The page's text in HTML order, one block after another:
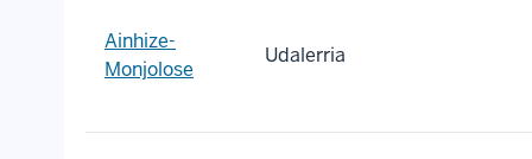
Ainhize-
Monjolose
Udalerria